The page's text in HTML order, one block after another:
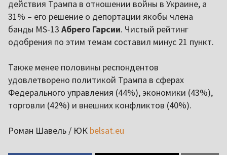
действия Трампа в отношении войны в Украине, а
31% – его решение о депортации якобы члена
банды MS-13 Абрего Гарсии. Чистый рейтинг
одобрения по этим темам составил минус 21 пункт.
Также менее половины респондентов
удовлетворено политикой Трампа в сферах
Федерального управления (44%), экономики (43%),
торговли (42%) и внешних конфликтов (40%).
Роман Шавель / ЮК belsat.eu